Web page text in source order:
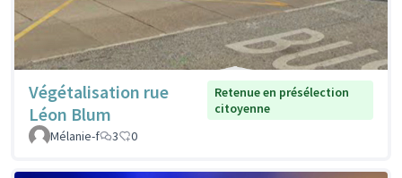
Végétalisation rue
Léon Blum
Retenue en présélection
citoyenne
Mélanie-f
3 0